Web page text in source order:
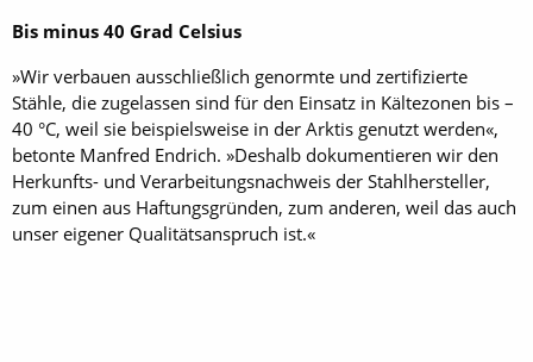
Bis minus 40 Grad Celsius
»Wir verbauen ausschließlich genormte und zertifizierte
Stähle, die zugelassen sind für den Einsatz in Kältezonen bis –
40 °C, weil sie beispielsweise in der Arktis genutzt werden«,
betonte Manfred Endrich. »Deshalb dokumentieren wir den
Herkunfts- und Verarbeitungsnachweis der Stahlhersteller,
zum einen aus Haftungsgründen, zum anderen, weil das auch
unser eigener Qualitätsanspruch ist.«